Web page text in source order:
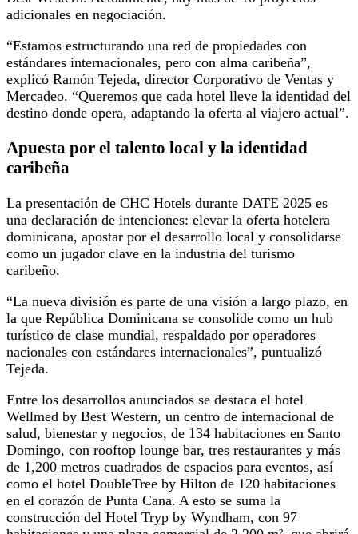
adicionales en negociación.
“Estamos estructurando una red de propiedades con
estándares internacionales, pero con alma caribeña”,
explicó Ramón Tejeda, director Corporativo de Ventas y
Mercadeo. “Queremos que cada hotel lleve la identidad del
destino donde opera, adaptando la oferta al viajero actual”.
Apuesta por el talento local y la identidad
caribeña
La presentación de CHC Hotels durante DATE 2025 es
una declaración de intenciones: elevar la oferta hotelera
dominicana, apostar por el desarrollo local y consolidarse
como un jugador clave en la industria del turismo
caribeño.
“La nueva división es parte de una visión a largo plazo, en
la que República Dominicana se consolide como un hub
turístico de clase mundial, respaldado por operadores
nacionales con estándares internacionales”, puntualizó
Tejeda.
Entre los desarrollos anunciados se destaca el hotel
Wellmed by Best Western, un centro de internacional de
salud, bienestar y negocios, de 134 habitaciones en Santo
Domingo, con rooftop lounge bar, tres restaurantes y más
de 1,200 metros cuadrados de espacios para eventos, así
como el hotel DoubleTree by Hilton de 120 habitaciones
en el corazón de Punta Cana. A esto se suma la
construcción del Hotel Tryp by Wyndham, con 97